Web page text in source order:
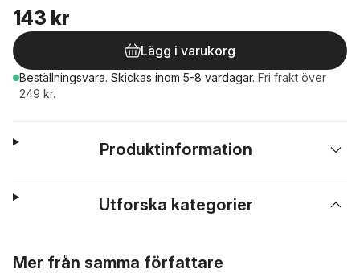
143 kr
Lägg i varukorg
Beställningsvara. Skickas inom 5-8 vardagar. Fri frakt över
249 kr.
Produktinformation
Utforska kategorier
Mer från samma författare